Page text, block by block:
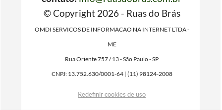
© Copyright 2026 - Ruas do Brás
OMDI SERVICOS DE INFORMACAO NA INTERNET LTDA -
ME
Rua Oriente 757 / 13 - São Paulo - SP
CNPJ: 13.752.630/0001-64 | (11) 98124-2008
Redefinir cookies de uso